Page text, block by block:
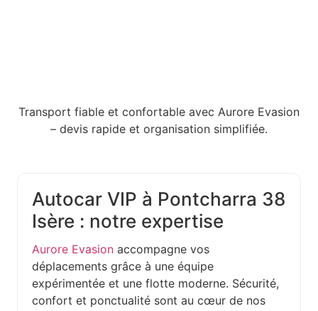
Transport fiable et confortable avec Aurore Evasion
– devis rapide et organisation simplifiée.
Autocar VIP à Pontcharra 38
Isère : notre expertise
Aurore Evasion accompagne vos
déplacements grâce à une équipe
expérimentée et une flotte moderne. Sécurité,
confort et ponctualité sont au cœur de nos